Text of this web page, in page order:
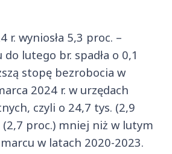
wyniosła 5,3 proc. –
lutego br. spadła o 0,1
stopę bezrobocia w
2024 r. w urzędach
czyli o 24,7 tys. (2,9
proc.) mniej niż w lutym
w latach 2020-2023.